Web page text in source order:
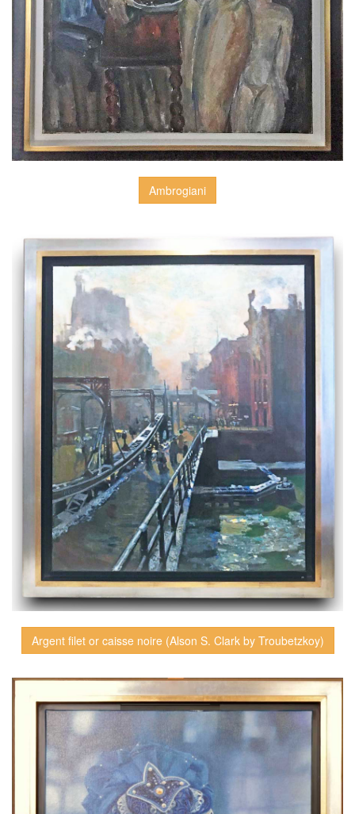
Ambrogiani
Argent filet or caisse noire (Alson S. Clark by Troubetzkoy)